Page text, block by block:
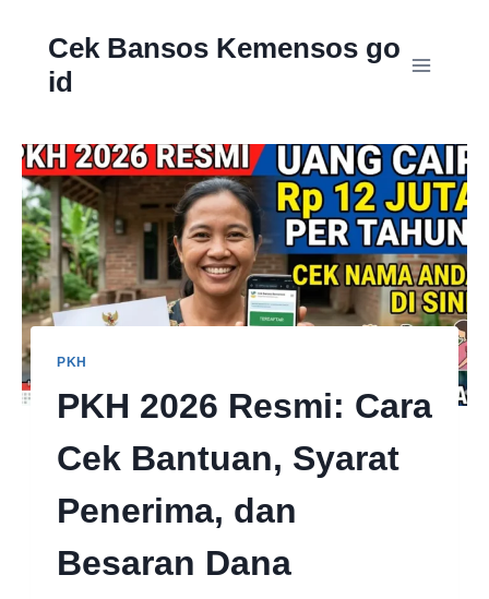
Skip
content
Cek Bansos Kemensos go
id
PKH
PKH 2026 Resmi: Cara
Cek Bantuan, Syarat
Penerima, dan
Besaran Dana